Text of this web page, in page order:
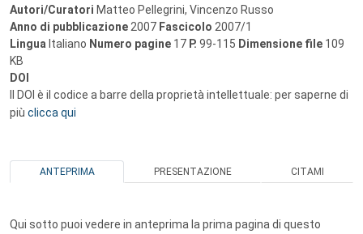
Autori/Curatori Matteo Pellegrini, Vincenzo Russo
Anno di pubblicazione 2007 Fascicolo 2007/1
Lingua Italiano Numero pagine 17 P. 99-115 Dimensione file 109
KB
DOI
Il DOI è il codice a barre della proprietà intellettuale: per saperne di
più clicca qui
ANTEPRIMA PRESENTAZIONE CITAMI
Qui sotto puoi vedere in anteprima la prima pagina di questo